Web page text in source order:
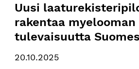
Uusi
rakentaa myelooman
tulevaisuutta
20.10.2025